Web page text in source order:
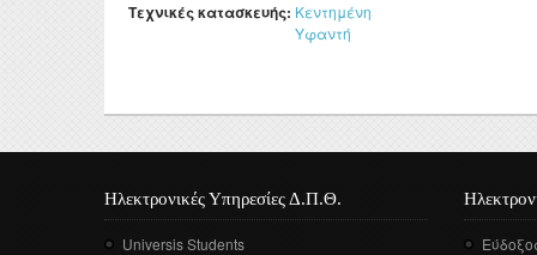
Τεχνικές κατασκευής: Κεντημένη
Υφαντή
Ηλεκτρονικές Υπηρεσίες Δ.Π.Θ.
Universis Students